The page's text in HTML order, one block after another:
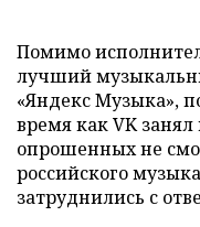
Помимо
лучший
«Яндекс Музыка»,
время как VK занял
опрошенных не
российского
затруднились с